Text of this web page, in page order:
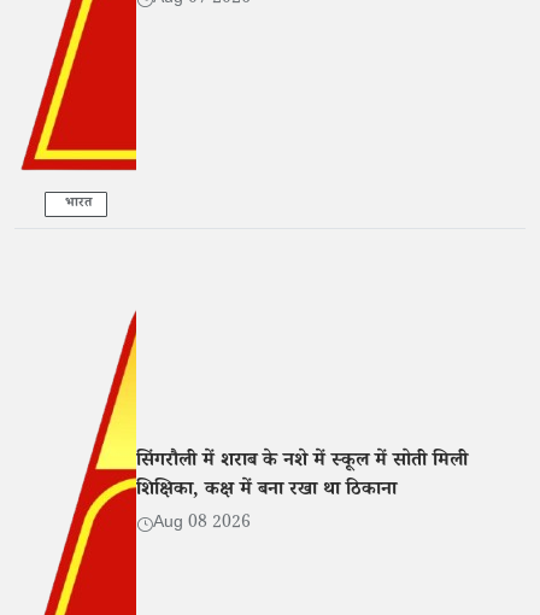
भारत
सिंगरौली में शराब के नशे में स्कूल में सोती मिली
शिक्षिका, कक्ष में बना रखा था ठिकाना
Aug 08 2026